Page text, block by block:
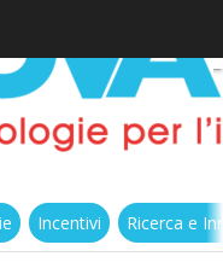
Incentivi Ricerca e